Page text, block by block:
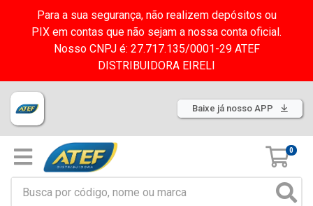
Para a sua segurança, não realizem depósitos ou
PIX em contas que não sejam a nossa conta oficial.
Nosso CNPJ é: 27.717.135/0001-29 ATEF
DISTRIBUIDORA EIRELI
Baixe já nosso APP
0